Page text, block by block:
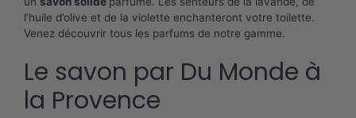
l’huile d’olive et de la violette enchanteront votre toilette.
Venez découvrir tous les parfums de notre gamme.
Le savon par Du Monde à
la Provence